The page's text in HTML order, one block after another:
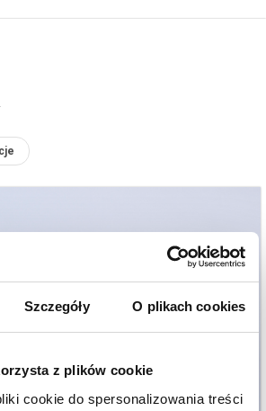
Szczegóły O plikach cookies
z plików cookie
cookie do spersonalizowania treści